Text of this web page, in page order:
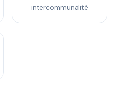
intercommunalité